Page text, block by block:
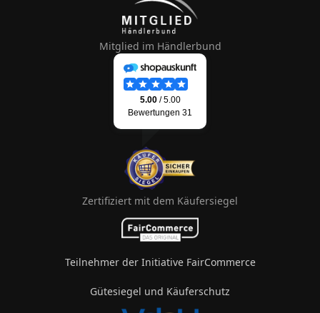
Mitglied im Händlerbund
Zertifiziert mit dem Käufersiegel
Teilnehmer der Initiative FairCommerce
Gütesiegel und Käuferschutz